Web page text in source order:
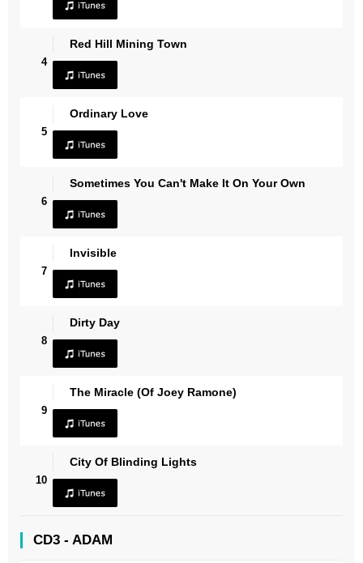
4
Red Hill Mining Town
5
Ordinary Love
6
Sometimes You Can't Make It On Your Own
7
Invisible
8
Dirty Day
9
The Miracle (Of Joey Ramone)
10
City Of Blinding Lights
CD3 - ADAM